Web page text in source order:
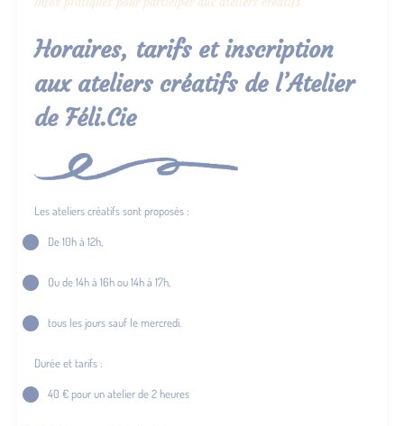
Horaires, tarifs et inscription
aux ateliers créatifs de l’Atelier
de Féli.Cie
Les ateliers créatifs sont proposés :
De 10h à 12h,
Ou de 14h à 16h ou 14h à 17h,
tous les jours sauf le mercredi.
Durée et tarifs :
40 € pour un atelier de 2 heures